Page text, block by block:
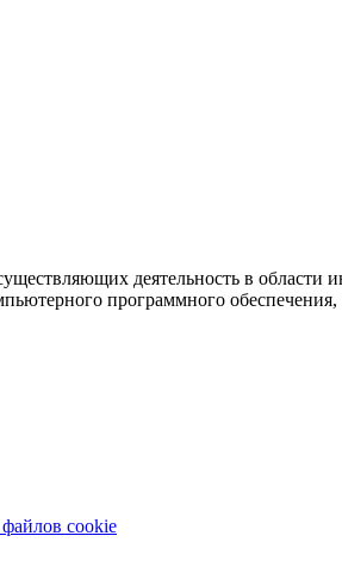
деятельность в
программного
cookie